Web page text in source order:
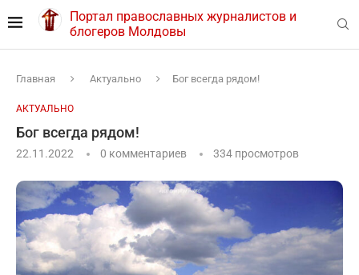
Портал православных журналистов и
блогеров Молдовы
Главная Актуально Бог всегда рядом!
АКТУАЛЬНО
Бог всегда рядом!
22.11.2022 0 комментариев 334 просмотров